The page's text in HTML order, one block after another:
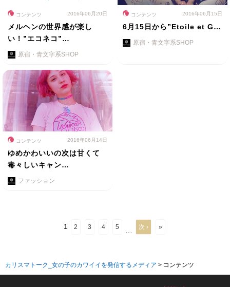
コンテンツ 2016年06月20日
メルヘンの世界感が楽し
い！”エコネコ”…
原宿・青文字系SHOP
コンテンツ 2016年06月15日
6月15日から”Etoile et G…
原宿・青文字系SHOP
コンテンツ 2016年06月14日
ゆめかわいいの次は甘くて
毒々しいキャン…
ファッション
1 2 3 4 5 次 › »
カリスマトーク_女の子のカワイイを発信するメディア > コンテンツ